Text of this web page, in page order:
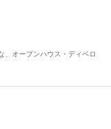
オープンハウス・ディベロ